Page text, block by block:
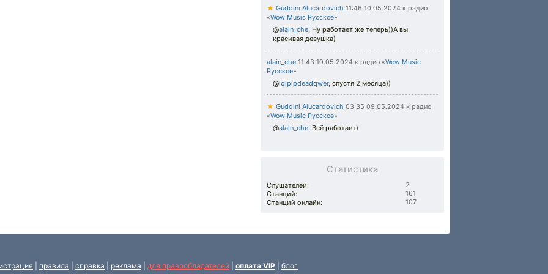
★ Guddini Alucardovich 11:46 10.05.2024 к радио
«Wow Music Русское»
@alain_che, Ну работает же теперь))А вы
красивая девушка)
alain_che 11:43 10.05.2024 к радио «Wow Music
Русское»
@lolpipdeadqwer, спустя 2 месяца))
★ Guddini Alucardovich 03:35 09.05.2024 к радио
«Wow Music Русское»
@alain_che, Всё работает)
Статистика
Слушателей: 2
Станций: 161
Станций онлайн: 107
правила справка реклама для правообладателей оплата VIP блог